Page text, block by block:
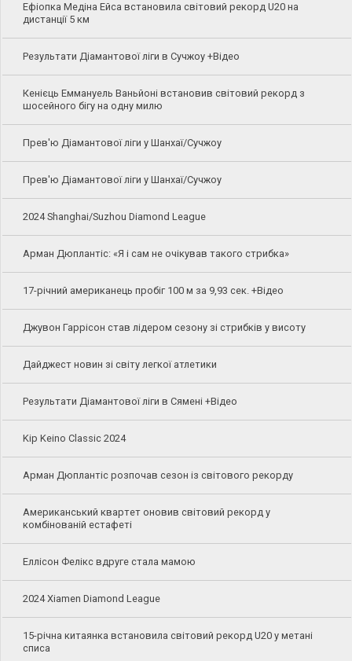
Ефіопка Медіна Ейса встановила світовий рекорд U20 на
дистанції 5 км
Результати Діамантової ліги в Сучжоу +Відео
Кенієць Еммануель Ваньйоні встановив світовий рекорд з
шосейного бігу на одну милю
Прев'ю Діамантової ліги у Шанхаї/Сучжоу
Прев'ю Діамантової ліги у Шанхаї/Сучжоу
2024 Shanghai/Suzhou Diamond League
Арман Дюплантіс: «Я і сам не очікував такого стрибка»
17-річний американець пробіг 100 м за 9,93 сек. +Відео
Джувон Гаррісон став лідером сезону зі стрибків у висоту
Дайджест новин зі світу легкої атлетики
Результати Діамантової ліги в Сямені +Відео
Kip Keino Classic 2024
Арман Дюплантіс розпочав сезон із світового рекорду
Американський квартет оновив світовий рекорд у
комбінованій естафеті
Еллісон Фелікс вдруге стала мамою
2024 Xiamen Diamond League
15-річна китаянка встановила світовий рекорд U20 у метані
списа